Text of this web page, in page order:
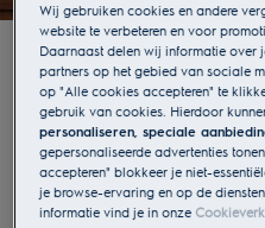
50% korting op
CombiQuick
60cm
Tijdelijk 50% korting op
60cm heteluchtoven
aankoop van minimaal
Wij gebruiken cookies en andere
website te verbeteren en voor
Daarnaast delen wij informatie over
partners op het gebied van sociale
op "Alle cookies accepteren" te
gebruik van cookies. Hierdoor
personaliseren, speciale
gepersonaliseerde advertenties
accepteren" blokkeer je niet-
je browse-ervaring en op de
informatie vind je in onze